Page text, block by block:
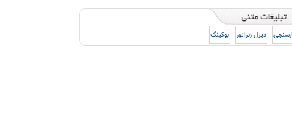
دیزل ژنراتور بوکینگ